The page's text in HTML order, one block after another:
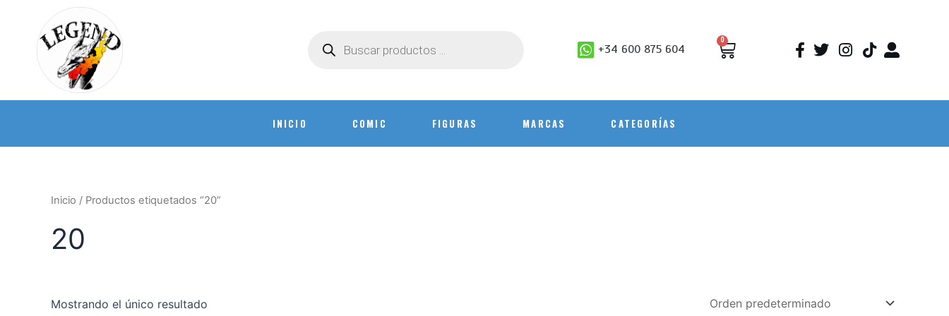
+34 600 875 604
0
INICIO COMIC FIGURAS MARCAS CATEGORÍAS
Inicio / Productos etiquetados “20”
20
Mostrando el único resultado